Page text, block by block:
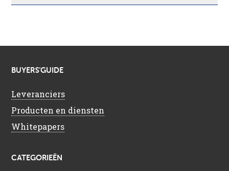
BUYERS’GUIDE
Leveranciers
Producten en diensten
Whitepapers
CATEGORIEËN